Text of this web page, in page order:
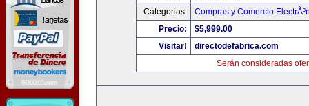
Categorias:
Compras y Comercio
Precio:
$5,999.00
Visitar!
directodefabrica.com
Serán consideradas